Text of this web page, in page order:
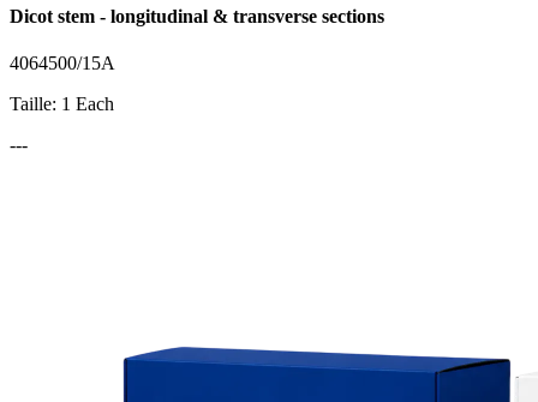
Dicot stem - longitudinal & transverse sections
4064500/15A
Taille: 1 Each
---